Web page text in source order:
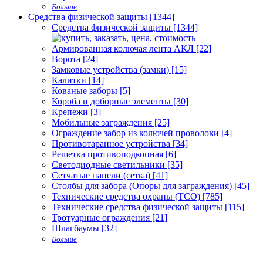
Больше
Средства физической защиты [1344]
Средства физической защиты [1344]
Армированная колючая лента АКЛ [22]
Ворота [24]
Замковые устройства (замки) [15]
Калитки [14]
Кованые заборы [5]
Короба и доборные элементы [30]
Крепежи [3]
Мобильные заграждения [25]
Ограждение забор из колючей проволоки [4]
Противотаранное устройства [34]
Решетка противоподкопная [6]
Светодиодные светильники [35]
Сетчатые панели (сетка) [41]
Столбы для забора (Опоры для заграждения) [45]
Технические средства охраны (ТСО) [785]
Технические средства физической защиты [115]
Тротуарные ограждения [21]
Шлагбаумы [32]
Больше